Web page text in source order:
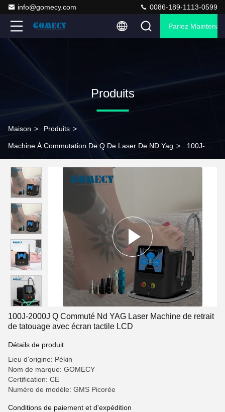
info@gomecy.com 0086-189-1113-0599
Parlez
Produits
Maison > Produits >
Machine À Commutation De Q De Laser De ND Yag > 100J-
avec écran tactile LCD
100J-2000J Q Commuté Nd YAG Laser Machine de retrait
de tatouage avec écran tactile LCD
Détails de produit
Lieu d'origine: Pékin
Nom de marque: GOMECY
Certification: CE
Numéro de modèle: GMS Picorée
Conditions de paiement et d'expédition